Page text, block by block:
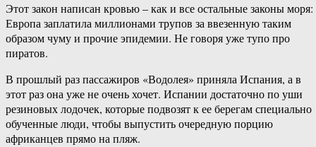
Этот закон написан кровью – как и все остальные законы моря:
Европа заплатила миллионами трупов за ввезенную таким
образом чуму и прочие эпидемии. Не говоря уже тупо про
пиратов.
В прошлый раз пассажиров «Водолея» приняла Испания, а в
этот раз она уже не очень хочет. Испании достаточно по уши
резиновых лодочек, которые подвозят к ее берегам специально
обученные люди, чтобы выпустить очередную порцию
африканцев прямо на пляж.